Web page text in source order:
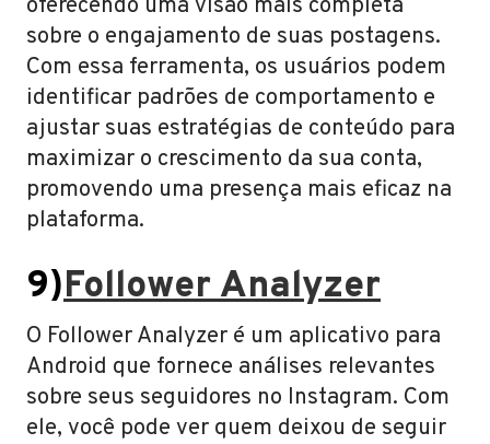
oferecendo uma visão mais completa
sobre o engajamento de suas postagens.
Com essa ferramenta, os usuários podem
identificar padrões de comportamento e
ajustar suas estratégias de conteúdo para
maximizar o crescimento da sua conta,
promovendo uma presença mais eficaz na
plataforma.
9)Follower Analyzer
O Follower Analyzer é um aplicativo para
Android que fornece análises relevantes
sobre seus seguidores no Instagram. Com
ele, você pode ver quem deixou de seguir